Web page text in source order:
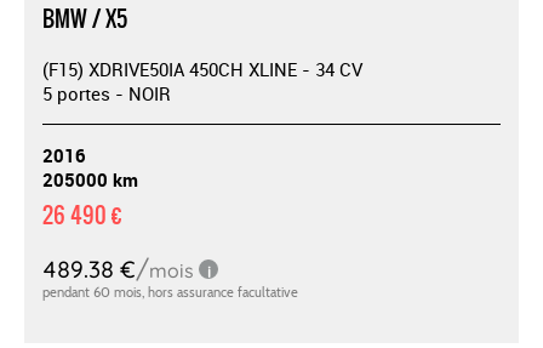
BMW / X5
(F15) XDRIVE50IA 450CH XLINE - 34 CV
5 portes - NOIR
2016
205000 km
26 490 €